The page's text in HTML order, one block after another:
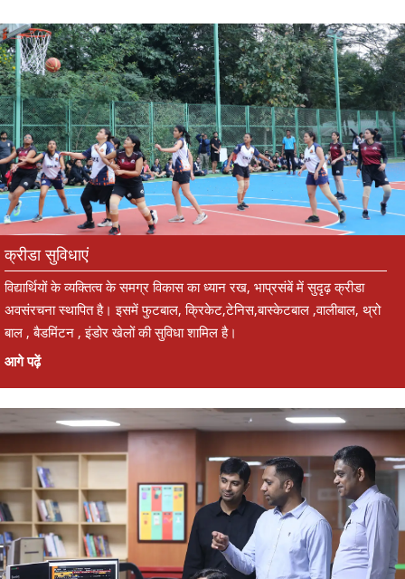
क्रीडा सुविधाएं
विद्यार्थियों के व्यक्तित्व के समग्र विकास का ध्यान रख, भाप्रसंबें में सुदृढ़ क्रीडा
अवसंरचना स्थापित है। इसमें फुटबाल, क्रिकेट,टेनिस,बास्केटबाल ,वालीबाल, थ्रो
बाल , बैडमिंटन , इंडोर खेलों की सुविधा शामिल है।
आगे पढ़ें